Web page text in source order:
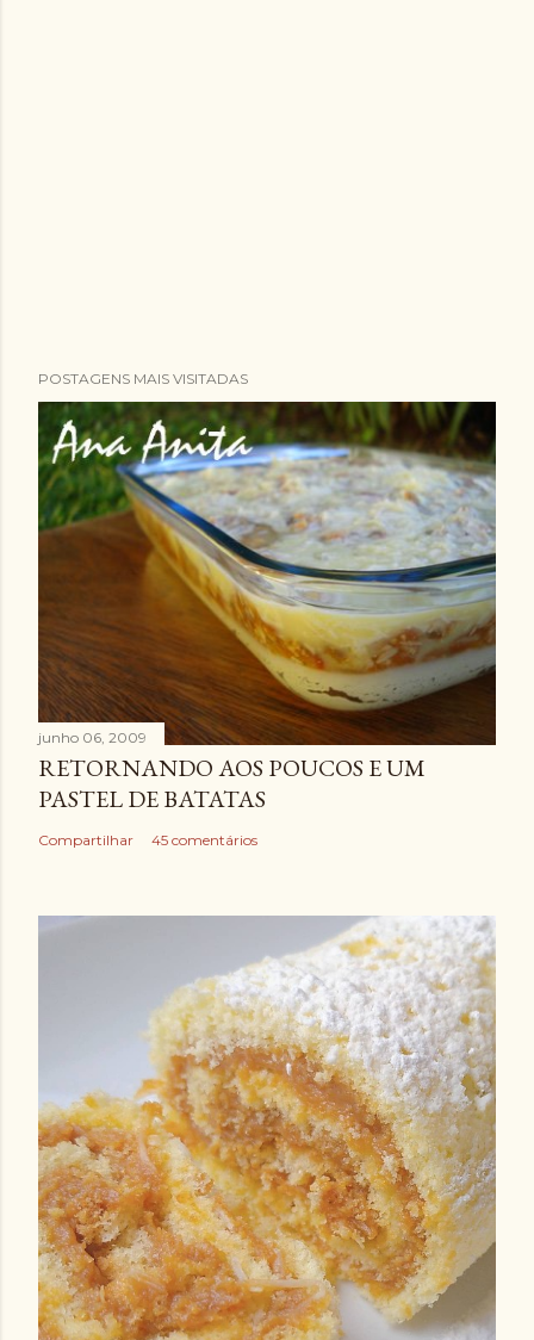
POSTAGENS MAIS VISITADAS
junho 06, 2009
RETORNANDO AOS POUCOS E UM
PASTEL DE BATATAS
Compartilhar 45 comentários